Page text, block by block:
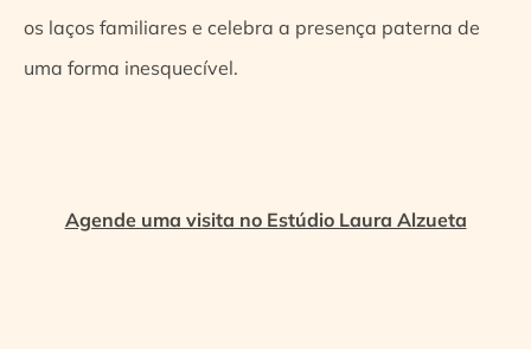
os laços familiares e celebra a presença paterna de
uma forma inesquecível.
Agende uma visita no Estúdio Laura Alzueta